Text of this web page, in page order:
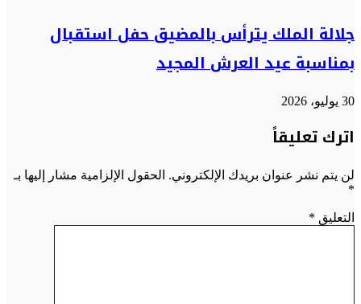
جلالة الملك يترأس بالمضيق حفل استقبال
بمناسبة عيد العرش المجيد
30 يوليو، 2026
اترك تعليقاً
لن يتم نشر عنوان بريدك الإلكتروني. الحقول الإلزامية مشار إليها بـ
*
التعليق *